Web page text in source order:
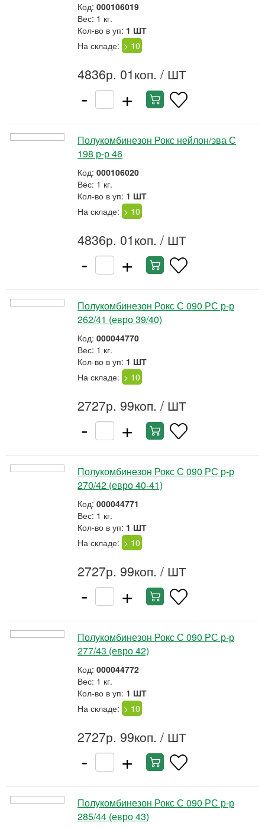
Код: 000106019
Вес: 1 кг.
Кол-во в уп: 1 ШТ
На складе: > 10
4836р. 01коп. / ШТ
- +
Полукомбинезон Рокс нейлон/эва С
198 р-р 46
Код: 000106020
Вес: 1 кг.
Кол-во в уп: 1 ШТ
На складе: > 10
4836р. 01коп. / ШТ
- +
Полукомбинезон Рокс С 090 РС р-р
262/41 (евро 39/40)
Код: 000044770
Вес: 1 кг.
Кол-во в уп: 1 ШТ
На складе: > 10
2727р. 99коп. / ШТ
- +
Полукомбинезон Рокс С 090 РС р-р
270/42 (евро 40-41)
Код: 000044771
Вес: 1 кг.
Кол-во в уп: 1 ШТ
На складе: > 10
2727р. 99коп. / ШТ
- +
Полукомбинезон Рокс С 090 РС р-р
277/43 (евро 42)
Код: 000044772
Вес: 1 кг.
Кол-во в уп: 1 ШТ
На складе: > 10
2727р. 99коп. / ШТ
- +
Полукомбинезон Рокс С 090 РС р-р
285/44 (евро 43)